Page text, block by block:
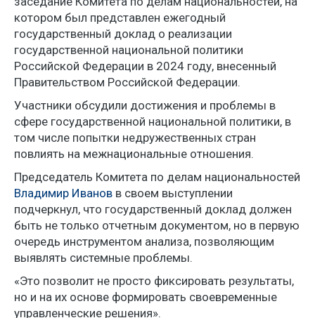
котором был представлен ежегодный
государственный доклад о реализации
государственной национальной политики
Российской Федерации в 2024 году, внесенный
Правительством Российской Федерации.
Участники обсудили достижения и проблемы в
сфере государственной национальной политики, в
том числе попытки недружественных стран
повлиять на межнациональные отношения.
Председатель Комитета по делам национальностей
Владимир Иванов в своем выступлении
подчеркнул, что государственный доклад должен
быть не только отчетным документом, но в первую
очередь инструментом анализа, позволяющим
выявлять системные проблемы.
«Это позволит не просто фиксировать результаты,
но и на их основе формировать своевременные
управленческие решения».